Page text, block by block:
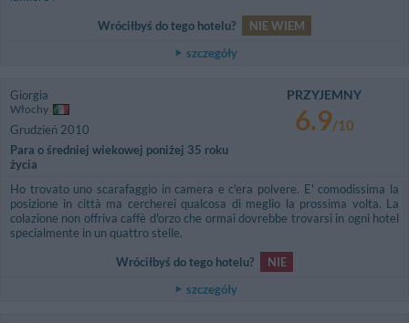
Wróciłbyś do tego hotelu?
NIE WIEM
szczegóły
Giorgia
Włochy
Grudzień 2010
Para o średniej wiekowej poniżej 35 roku
życia
PRZYJEMNY
6.9/10
Ho trovato uno scarafaggio in camera e c'era polvere. E' comodissima la
posizione in città ma cercherei qualcosa di meglio la prossima volta. La
colazione non offriva caffè d'orzo che ormai dovrebbe trovarsi in ogni hotel
specialmente in un quattro stelle.
Wróciłbyś do tego hotelu?
NIE
szczegóły